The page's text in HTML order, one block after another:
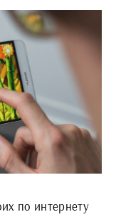
по интернету